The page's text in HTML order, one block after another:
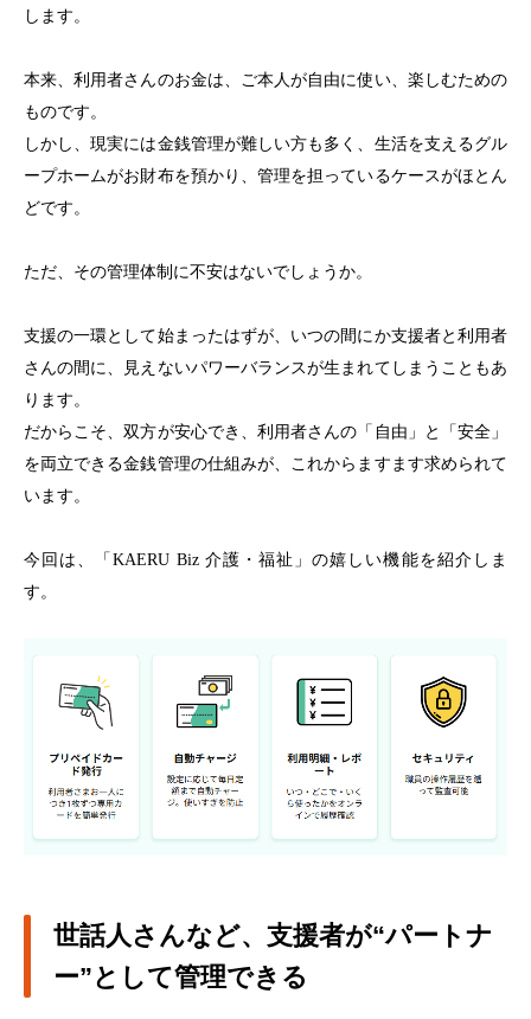
します。
本来、利用者さんのお金は、ご本人が自由に使い、楽しむための
ものです。
しかし、現実には金銭管理が難しい方も多く、生活を支えるグル
ープホームがお財布を預かり、管理を担っているケースがほとん
どです。
ただ、その管理体制に不安はないでしょうか。
支援の一環として始まったはずが、いつの間にか支援者と利用者
さんの間に、見えないパワーバランスが生まれてしまうこともあ
ります。
だからこそ、双方が安心でき、利用者さんの「自由」と「安全」
を両立できる金銭管理の仕組みが、これからますます求められて
います。
今回は、「KAERU Biz 介護・福祉」の嬉しい機能を紹介しま
す。
世話人さんなど、支援者が“パートナ
ー”として管理できる